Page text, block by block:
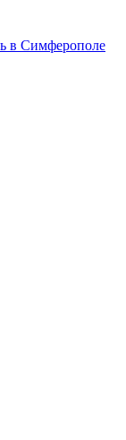
в Симферополе